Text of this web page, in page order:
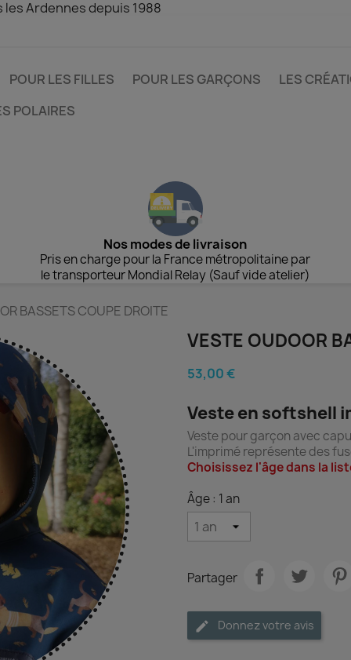
Ardennes depuis 1988
POUR LES FILLES POUR LES GARÇONS LES
POLAIRES
Nos modes de livraison
Pris en charge pour la France métropolitaine par
le transporteur Mondial Relay (Sauf vide atelier)
BASSETS COUPE DROITE
VESTE OUDOOR
53,00 €
Veste en softshell
Veste pour garçon avec
L'imprimé représente des
Choisissez l'âge dans la
Âge : 1 an
Partager
Donnez votre avis